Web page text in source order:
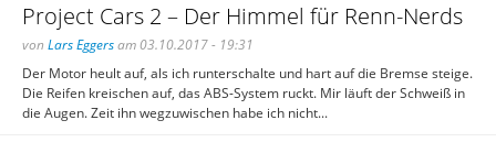
Project Cars 2 – Der Himmel für Renn-Nerds
von Lars Eggersam 03.10.2017 - 19:31
Der Motor heult auf, als ich runterschalte und hart auf die Bremse steige.
Die Reifen kreischen auf, das ABS-System ruckt. Mir läuft der Schweiß in
die Augen. Zeit ihn wegzuwischen habe ich nicht...